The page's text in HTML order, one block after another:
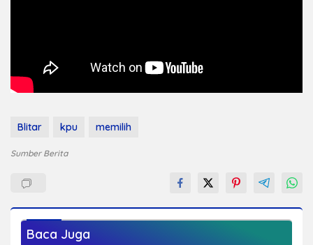
Blitar kpu memilih
Sumber Berita
Baca Juga